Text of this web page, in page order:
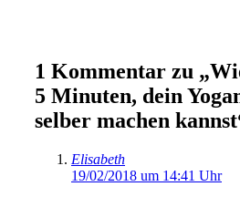
1 Kommentar zu
5 Minuten, dein
selber machen
Elisabeth
19/02/2018 um 14:41 Uhr